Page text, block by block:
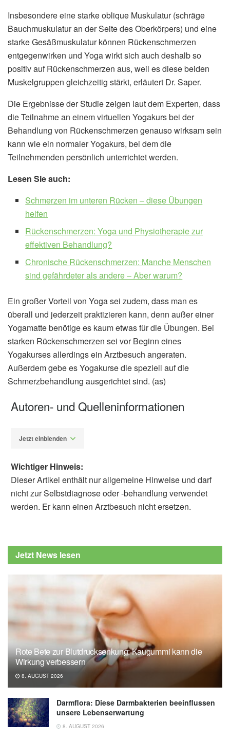
Insbesondere eine starke oblique Muskulatur (schräge
Bauchmuskulatur an der Seite des Oberkörpers) und eine
starke Gesäßmuskulatur können Rückenschmerzen
entgegenwirken und Yoga wirkt sich auch deshalb so
positiv auf Rückenschmerzen aus, weil es diese beiden
Muskelgruppen gleichzeitig stärkt, erläutert Dr. Saper.
Die Ergebnisse der Studie zeigen laut dem Experten, dass
die Teilnahme an einem virtuellen Yogakurs bei der
Behandlung von Rückenschmerzen genauso wirksam sein
kann wie ein normaler Yogakurs, bei dem die
Teilnehmenden persönlich unterrichtet werden.
Lesen Sie auch:
Schmerzen im unteren Rücken – diese Übungen
helfen
Rückenschmerzen: Yoga und Physiotherapie zur
effektiven Behandlung?
Chronische Rückenschmerzen: Manche Menschen
sind gefährdeter als andere – Aber warum?
Ein großer Vorteil von Yoga sei zudem, dass man es
überall und jederzeit praktizieren kann, denn außer einer
Yogamatte benötige es kaum etwas für die Übungen. Bei
starken Rückenschmerzen sei vor Beginn eines
Yogakurses allerdings ein Arztbesuch angeraten.
Außerdem gebe es Yogakurse die speziell auf die
Schmerzbehandlung ausgerichtet sind. (as)
Autoren- und Quelleninformationen
Jetzt einblenden
Lippi, Lucrezia Moggio, Anna Tasselli, et al.:
Impact of yoga asanas on flexion and
chronic low back pain: Prophet model
prospective study; in: Journal of Orthopaedic
Research (veröffentlicht 21.02.2024),
of Orthopaedic Research
Hallie Tankha, Devyn Gaskins, Amanda
Shallcross, Michael Rothberg, Bo Hu, et al.:
Effectiveness of Virtual Yoga for Chronic Low
Back Pain; in: JAMA Network Open
(veröffentlicht 01.11.2024),JAMA Network
Open
Cleveland Clinic: Benefits of Yoga for Lower
Wichtiger Hinweis:
Dieser Artikel enthält nur allgemeine Hinweise und darf
nicht zur Selbstdiagnose oder -behandlung verwendet
werden. Er kann einen Arztbesuch nicht ersetzen.
Jetzt News lesen
Rote Bete zur Blutdrucksenkung: Kaugummi kann die
Wirkung verbessern
8. AUGUST 2026
Darmflora: Diese Darmbakterien beeinflussen
unsere Lebenserwartung
8. AUGUST 2026